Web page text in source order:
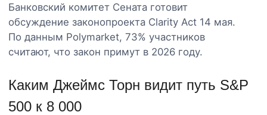
Банковский комитет Сената готовит
обсуждение законопроекта Clarity Act 14 мая.
По данным Polymarket, 73% участников
считают, что закон примут в 2026 году.
Каким Джеймс Торн видит путь S&P
500 к 8 000